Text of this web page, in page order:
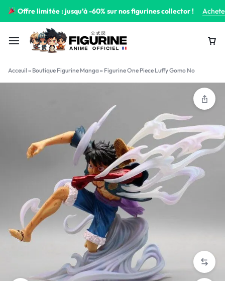
Offre limitée : jusqu’à -60% sur nos figurines collector !
Acceuil » Boutique Figurine Manga» Figurine One Piece Luffy Gomo No